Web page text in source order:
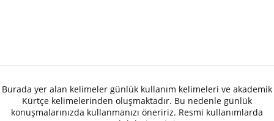
Burada yer alan kelimeler günlük kullanım kelimeleri ve akademik
Kürtçe kelimelerinden oluşmaktadır. Bu nedenle günlük
konuşmalarınızda kullanmanızı öneririz. Resmi kullanımlarda